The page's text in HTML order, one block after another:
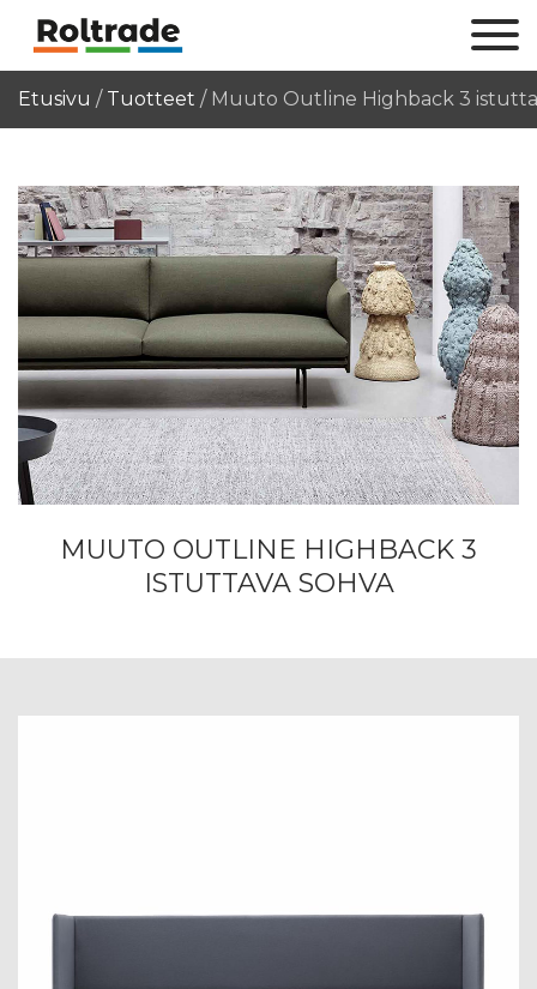
Etusivu / Tuotteet / Muuto Outline Highback 3
MUUTO OUTLINE HIGHBACK 3
ISTUTTAVA SOHVA